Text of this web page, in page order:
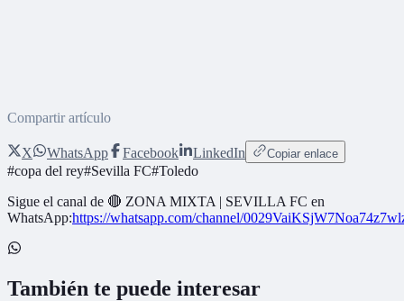
Compartir artículo
X WhatsApp Facebook LinkedIn Copiar enlace
#copa del rey#Sevilla FC#Toledo
Sigue el canal de 🔴 ZONA MIXTA | SEVILLA FC en
WhatsApp:https://whatsapp.com/channel/
También te puede interesar